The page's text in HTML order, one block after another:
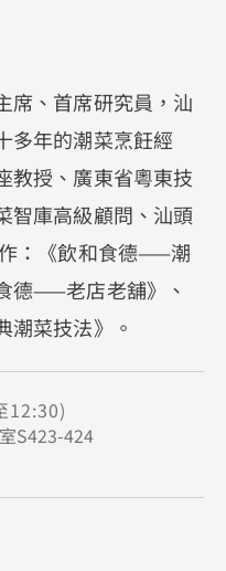
席、首席研究員，汕
多年的潮菜烹飪經
教授、廣東省粵東技
智庫高級顧問、汕頭
：《飲和食德——潮
德——老店老舖》、
潮菜技法》。
12:30)
S423-424